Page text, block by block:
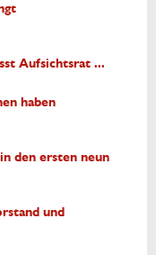
Aufsichtsrat ...
haben
den ersten neun
und